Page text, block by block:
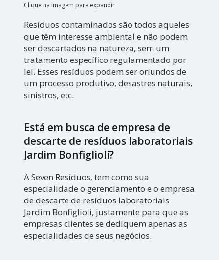
Clique na imagem para expandir
Resíduos contaminados são todos aqueles
que têm interesse ambiental e não podem
ser descartados na natureza, sem um
tratamento específico regulamentado por
lei. Esses resíduos podem ser oriundos de
um processo produtivo, desastres naturais,
sinistros, etc.
Está em busca de empresa de
descarte de resíduos laboratoriais
Jardim Bonfiglioli?
A Seven Resíduos, tem como sua
especialidade o gerenciamento e o empresa
de descarte de resíduos laboratoriais
Jardim Bonfiglioli, justamente para que as
empresas clientes se dediquem apenas as
especialidades de seus negócios.